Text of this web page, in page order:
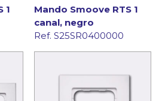
1
Mando Smoove RTS 1
canal, negro
Ref. S25SR0400000